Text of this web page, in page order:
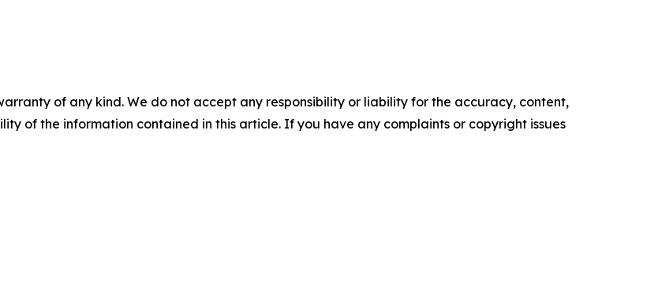
of any kind. We do not accept any responsibility or liability for the accuracy, content,
of the information contained in this article. If you have any complaints or copyright issues